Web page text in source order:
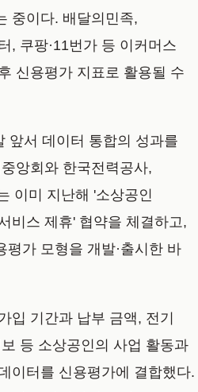
중이다. 배달의민족,
, 쿠팡·11번가 등 이커머스
신용평가 지표로 활용될 수
앞서 데이터 통합의 성과를
앙회와 한국전력공사,
이미 지난해 '소상공인
비스 제휴' 협약을 체결하고,
평가 모형을 개발·출시한 바
입 기간과 납부 금액, 전기
등 소상공인의 사업 활동과
이터를 신용평가에 결합했다.